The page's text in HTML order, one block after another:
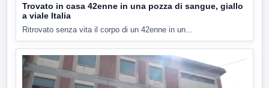
Trovato in casa 42enne in una pozza di sangue, giallo
a viale Italia
Ritrovato senza vita il corpo di un 42enne in un...